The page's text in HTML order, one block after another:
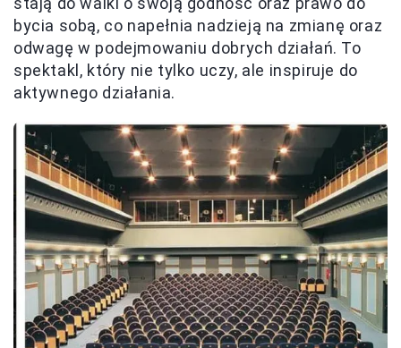
bycia sobą, co napełnia nadzieją na zmianę oraz
odwagę w podejmowaniu dobrych działań. To
spektakl, który nie tylko uczy, ale inspiruje do
aktywnego działania.